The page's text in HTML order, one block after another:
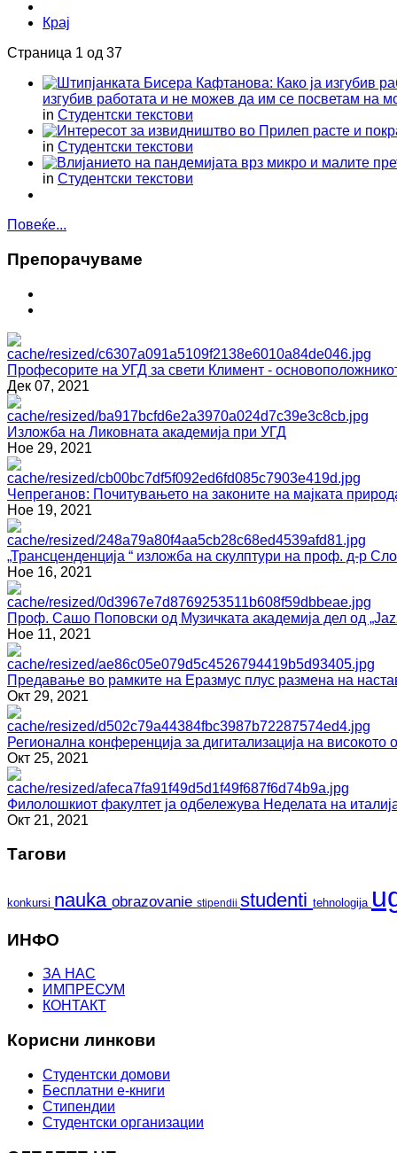
Крај
Страница 1 од 37
изгубив работата и не можев да им се посветам на
in Студентски текстови
in Студентски текстови
in Студентски текстови
Повеќе...
Препoрaчувaме
Професорите на УГД за свети Климент -
Дек 07, 2021
Изложба на Ликовната академија при УГД
Ное 29, 2021
Чепреганов: Почитувањето на законите на мајката
Ное 19, 2021
„Трансценденција “ изложба на скулптури на проф. д-р
Ное 16, 2021
Проф. Сашо Поповски од Музичката академија дел од
Ное 11, 2021
Предавање во рамките на Еразмус плус размена на
Окт 29, 2021
Регионална конференција за дигитализација на високото
Окт 25, 2021
Филолошкиот факултет ја одбележува Неделата на
Окт 21, 2021
Тагови
konkursi nauka obrazovanie stipendii studenti tehnologija
ИНФО
ЗА НАС
ИМПРЕСУМ
КОНТАКТ
Корисни линкови
Студентски домови
Бесплатни е-книги
Стипендии
Студентски организации